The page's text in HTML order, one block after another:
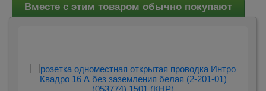
Вместе с этим товаром обычно покупают